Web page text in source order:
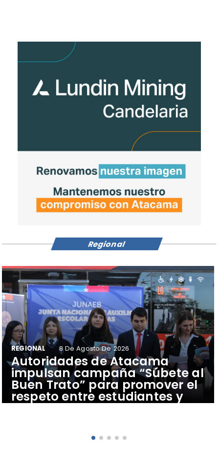
Autoridades de Atacama
impulsan campaña “Súbete al
Buen Trato” para promover el
respeto entre estudiantes y
conductores del transporte
REGIONAL 8 De Agosto De 2026
Regional